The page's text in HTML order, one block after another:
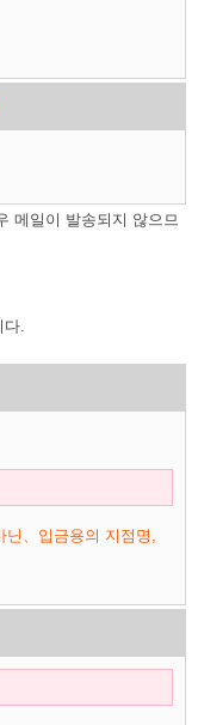
메일이 발송되지 않으므
다.
、입금용의 지점명,